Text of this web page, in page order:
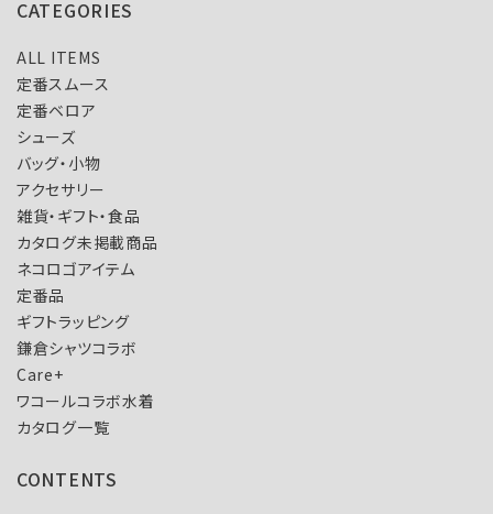
CATEGORIES
ALL ITEMS
定番スムース
定番ベロア
シューズ
バッグ・小物
アクセサリー
雑貨・ギフト・食品
カタログ未掲載商品
ネコロゴアイテム
定番品
ギフトラッピング
鎌倉シャツコラボ
Care+
ワコールコラボ水着
カタログ一覧
CONTENTS